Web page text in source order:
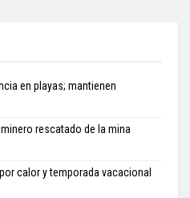
en playas; mantienen
rescatado de la mina
calor y temporada vacacional